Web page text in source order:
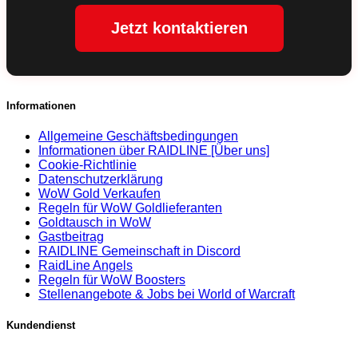
Jetzt kontaktieren
Informationen
Allgemeine Geschäftsbedingungen
Informationen über RAIDLINE [Über uns]
Cookie-Richtlinie
Datenschutzerklärung
WoW Gold Verkaufen
Regeln für WoW Goldlieferanten
Goldtausch in WoW
Gastbeitrag
RAIDLINE Gemeinschaft in Discord
RaidLine Angels
Regeln für WoW Boosters
Stellenangebote & Jobs bei World of Warcraft
Kundendienst